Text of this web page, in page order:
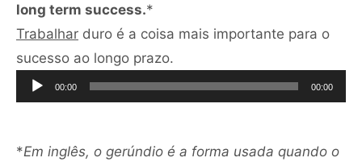
long term success.*
Trabalhar duro é a coisa mais importante para o
sucesso ao longo prazo.
de
áudio
00:00 00:00
*Em inglês, o gerúndio é a forma usada quando o